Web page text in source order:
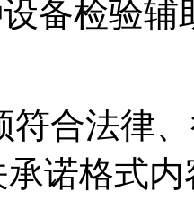
备检验
符合法律
诺格式